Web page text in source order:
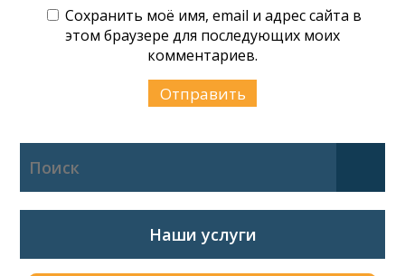
Сохранить моё имя, email и адрес сайта в
этом браузере для последующих моих
комментариев.
Наши услуги